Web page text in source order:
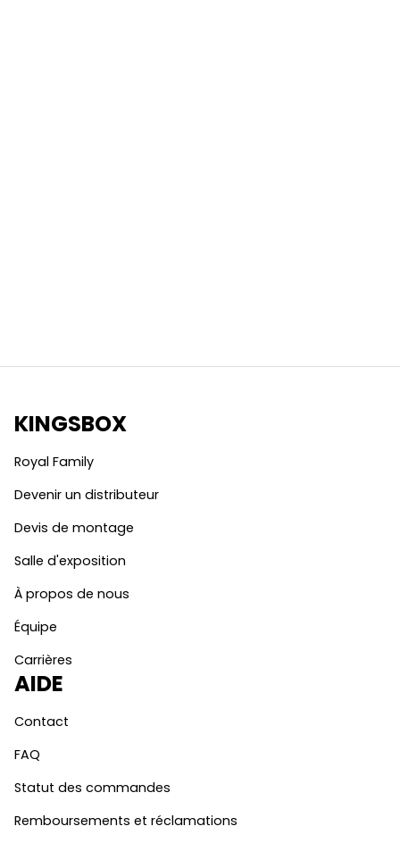
KINGSBOX
Royal Family
Devenir un distributeur
Devis de montage
Salle d'exposition
À propos de nous
Équipe
Carrières
AIDE
Contact
FAQ
Statut des commandes
Remboursements et réclamations